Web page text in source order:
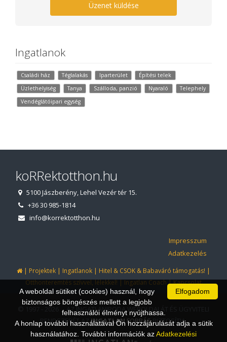
Üzenet küldése
Ingatlanok
Családi ház Téglalakás Iparterület
Építési telek
Üzlethelyiség
Tanya Szálloda, panzió Nyaraló
Telephely
Vendéglátóipari egység
koRRektotthon.hu
5100 Jászberény, Lehel Vezér tér 15.
+36 30 985-1814
info@korrektotthon.hu
Impresszum
Adatkezelés
| Projektek | Ingatlanok | Hitel & CSOK & Babaváró támogatás! |
Otthonteremtés szívvel, lélekkel!|Ingatlan Coach|Kapcsolat
© 1997 - 2026 AZ INGATLANIRODA WEBOLDALÁT ÉS ÜGYVITELI
RENDSZERÉT AZINGATLAN FORRÁSBIZTOSÍTJA.
Elfogadom
A weboldal sütiket (cookies) használ, hogy
biztonságos böngészés mellett a legjobb
felhasználói élményt nyújthassa.
A honlap további használatával Ön hozzájárulását adja a sütik
használatához. További információk azAdatkezelési